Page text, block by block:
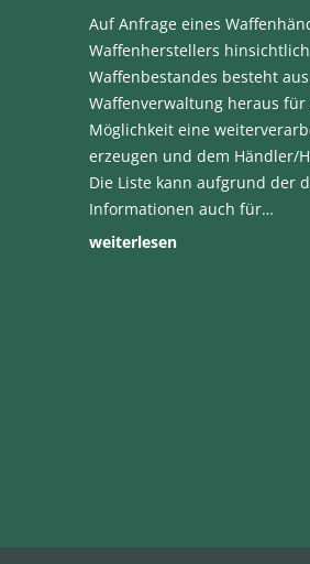
Auf Anfrage eines
Waffenherstellers
Waffenbestandes besteht
Waffenverwaltung heraus
Möglichkeit eine
erzeugen und dem Händler/
Die Liste kann aufgrund der
Informationen auch für…
weiterlesen